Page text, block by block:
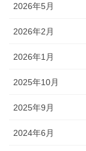
2026年5月
2026年2月
2026年1月
2025年10月
2025年9月
2024年6月